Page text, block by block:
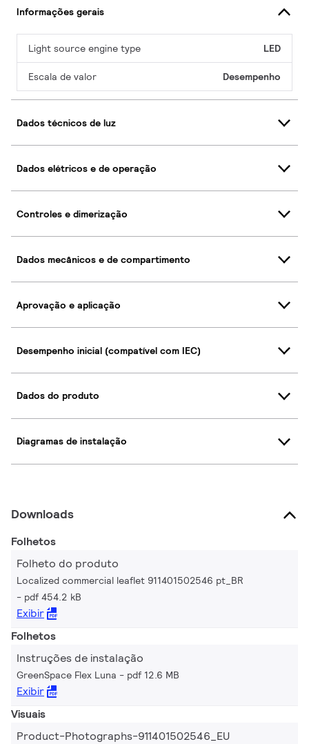
Informações gerais
Light source engine type LED
Escala de valor Desempenho
Dados técnicos de luz
Dados elétricos e de operação
Controles e dimerização
Dados mecânicos e de compartimento
Aprovação e aplicação
Desempenho inicial (compatível com IEC)
Dados do produto
Diagramas de instalação
Downloads
Folhetos
Folheto do produto
Localized commercial leaflet 911401502546 pt_BR
pdf 454.2 kB
Exibir
Folhetos
Instruções de instalação
GreenSpace Flex Luna pdf 12.6 MB
Exibir
Visuais
Product-Photographs-911401502546_EU